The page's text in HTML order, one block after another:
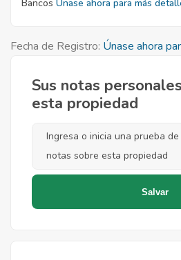
Bancos Únase ahora para más
Fecha de Registro: Únase ahora
Sus notas
esta propiedad